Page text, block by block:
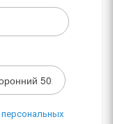
персональных